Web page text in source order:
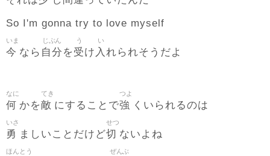
So I'm gonna try to love myself
今
いま
なら 自分
じぶん
を受
う
け 入
い
れられそうだよ
何
なに
かを敵
てき
にすることで強
つよ
くいられるのは
勇
いさ
ましいことだけど切
せつ
ないよね
ほんとう ぜんぶ